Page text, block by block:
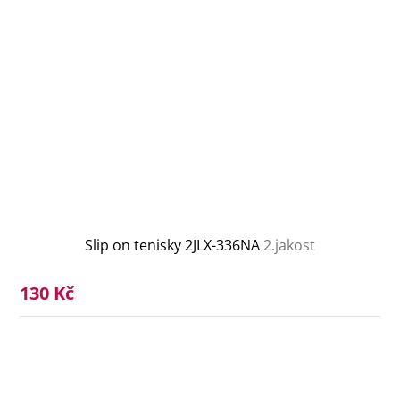
Slip on tenisky 2JLX-336NA2.jakost
130 Kč